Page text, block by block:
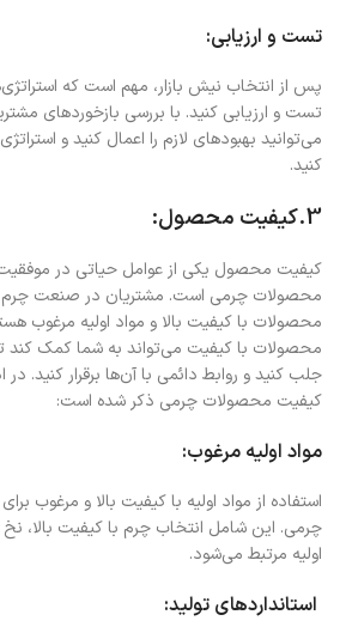
تست و ارزیابی:
پس از انتخاب نیش بازار، مهم است که
تست و ارزیابی کنید. با بررسی بازخوردهای
می‌توانید بهبودهای لازم را اعمال کنید و
کنید.
3.کیفیت محصول:
کیفیت محصول یکی از عوامل حیاتی در
محصولات چرمی است. مشتریان در صنعت چرم
محصولات با کیفیت بالا و مواد اولیه مرغوب
محصولات با کیفیت می‌تواند به شما کمک کند
جلب کنید و روابط دائمی با آن‌ها برقرار کنید. در
کیفیت محصولات چرمی ذکر شده است:
مواد اولیه مرغوب:
استفاده از مواد اولیه با کیفیت بالا و مرغوب
چرمی. این شامل انتخاب چرم با کیفیت بالا، نخ
اولیه مرتبط می‌شود.
استانداردهای تولید: